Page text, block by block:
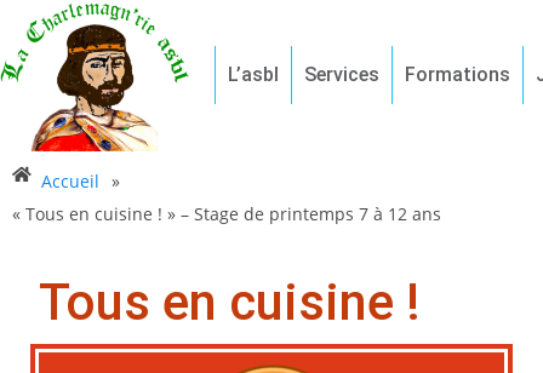
L’asbl Services Formations
Accueil »
« Tous en cuisine ! » – Stage de printemps 7 à 12 ans
Tous en cuisine !